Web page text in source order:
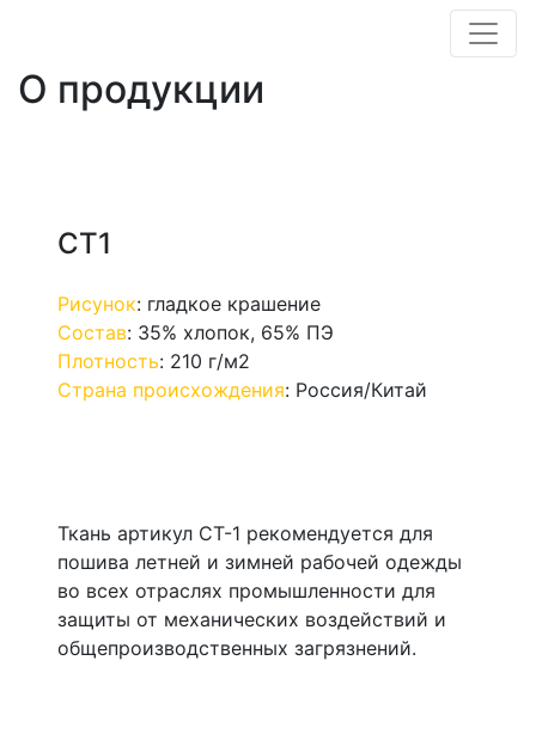
О продукции
СТ1
Рисунок: гладкое крашение
Состав: 35% хлопок, 65% ПЭ
Плотность: 210 г/м2
Страна происхождения: Россия/Китай
Ткань артикул СТ-1 рекомендуется для
пошива летней и зимней рабочей одежды
во всех отраслях промышленности для
защиты от механических воздействий и
общепроизводственных загрязнений.